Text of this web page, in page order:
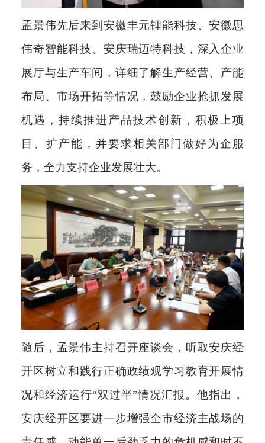
孟景伟先后来到安徽丰元锂能科技、安徽思
伟奇智能科技、安庆瑞迈特科技，深入企业
展厅与生产车间，详细了解生产经营、产能
布局、市场开拓等情况，鼓励企业抢抓发展
机遇，持续推进产品技术创新，积极上项
目、扩产能，并要求相关部门做好为企服
务，全力支持企业发展壮大。
随后，孟景伟主持召开座谈会，听取安庆经
开区树立和践行正确政绩观学习教育开展情
况和经济运行“双过半”情况汇报。他指出，
安庆经开区要进一步增强全市经济主战场的